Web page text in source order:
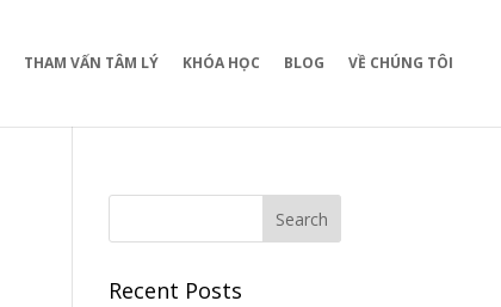
THAM VẤN TÂM LÝ KHÓA HỌC BLOG VỀ CHÚNG TÔI
Recent Posts